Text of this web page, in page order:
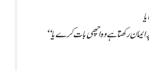
“جو اللہ اور آخرت پر ایمان رکھتا ہے وہ اچھی بات کرے یا